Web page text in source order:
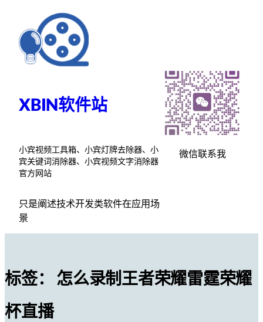
XBIN软件站
小宾视频工具箱、小宾灯牌去除器、小
宾关键词消除器、小宾视频文字消除器
官方网站
只是阐述技术开发类软件在应用场
景
微信联系我
标签： 怎么录制王者荣耀雷霆荣耀
杯直播